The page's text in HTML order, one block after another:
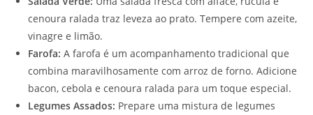
cenoura ralada traz leveza ao prato. Tempere com azeite,
vinagre e limão.
Farofa: A farofa é um acompanhamento tradicional que
combina maravilhosamente com arroz de forno. Adicione
bacon, cebola e cenoura ralada para um toque especial.
Legumes Assados: Prepare uma mistura de legumes